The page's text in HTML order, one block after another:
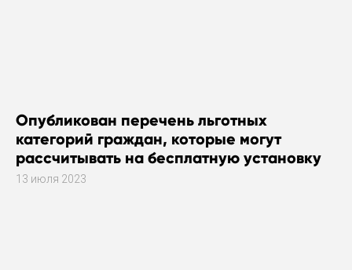
Опубликован перечень льготных
категорий граждан, которые могут
рассчитывать на бесплатную установку
газового оборудования
13 июля 2023